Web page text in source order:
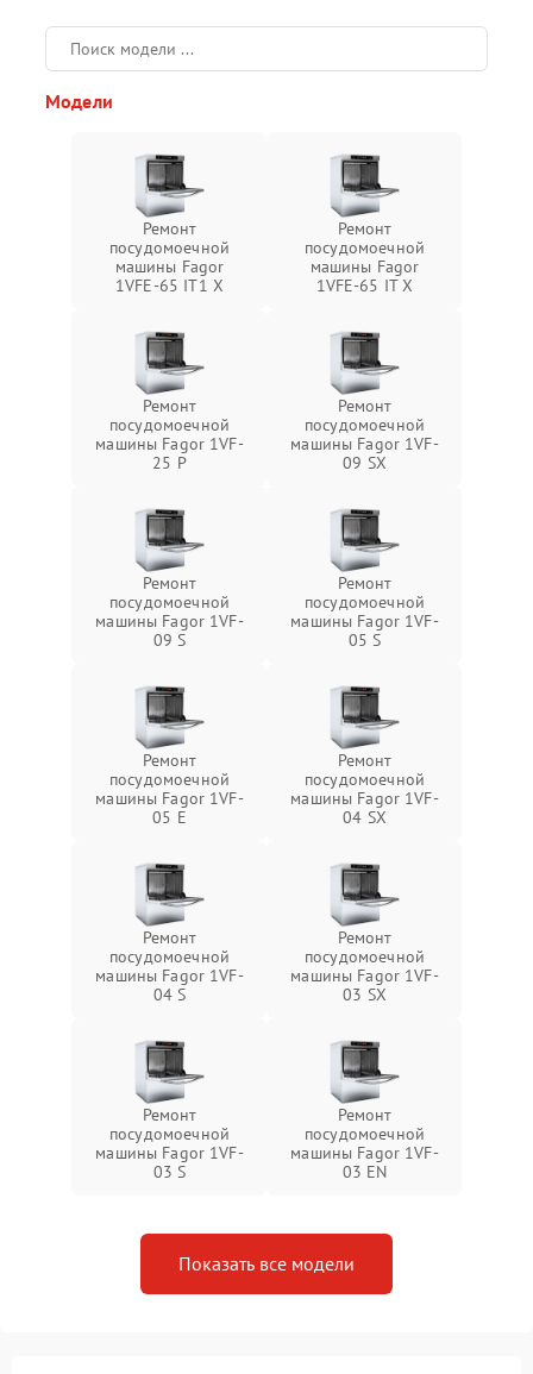
Модели
Ремонт
посудомоечной
машины Fagor
1VFE-65 IT1 X
Ремонт
посудомоечной
машины Fagor
1VFE-65 IT X
Ремонт
посудомоечной
машины Fagor 1VF-
25 P
Ремонт
посудомоечной
машины Fagor 1VF-
09 SX
Ремонт
посудомоечной
машины Fagor 1VF-
09 S
Ремонт
посудомоечной
машины Fagor 1VF-
05 S
Ремонт
посудомоечной
машины Fagor 1VF-
05 E
Ремонт
посудомоечной
машины Fagor 1VF-
04 SX
Ремонт
посудомоечной
машины Fagor 1VF-
04 S
Ремонт
посудомоечной
машины Fagor 1VF-
03 SX
Ремонт
посудомоечной
машины Fagor 1VF-
03 S
Ремонт
посудомоечной
машины Fagor 1VF-
03 EN
Показать все модели